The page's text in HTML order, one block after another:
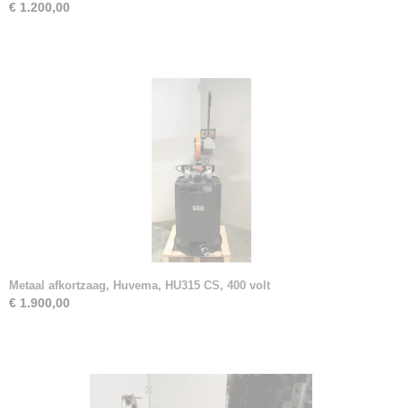
€ 1.200,00
Metaal afkortzaag, Huvema, HU315 CS, 400 volt
€ 1.900,00